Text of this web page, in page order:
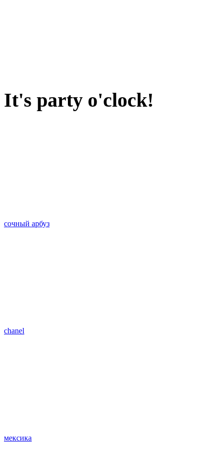
It's party o'clock!
сочный арбуз
chanel
мексика